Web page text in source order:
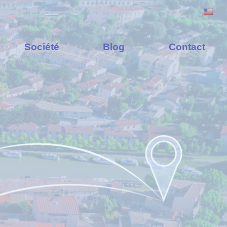
Société Blog Contact